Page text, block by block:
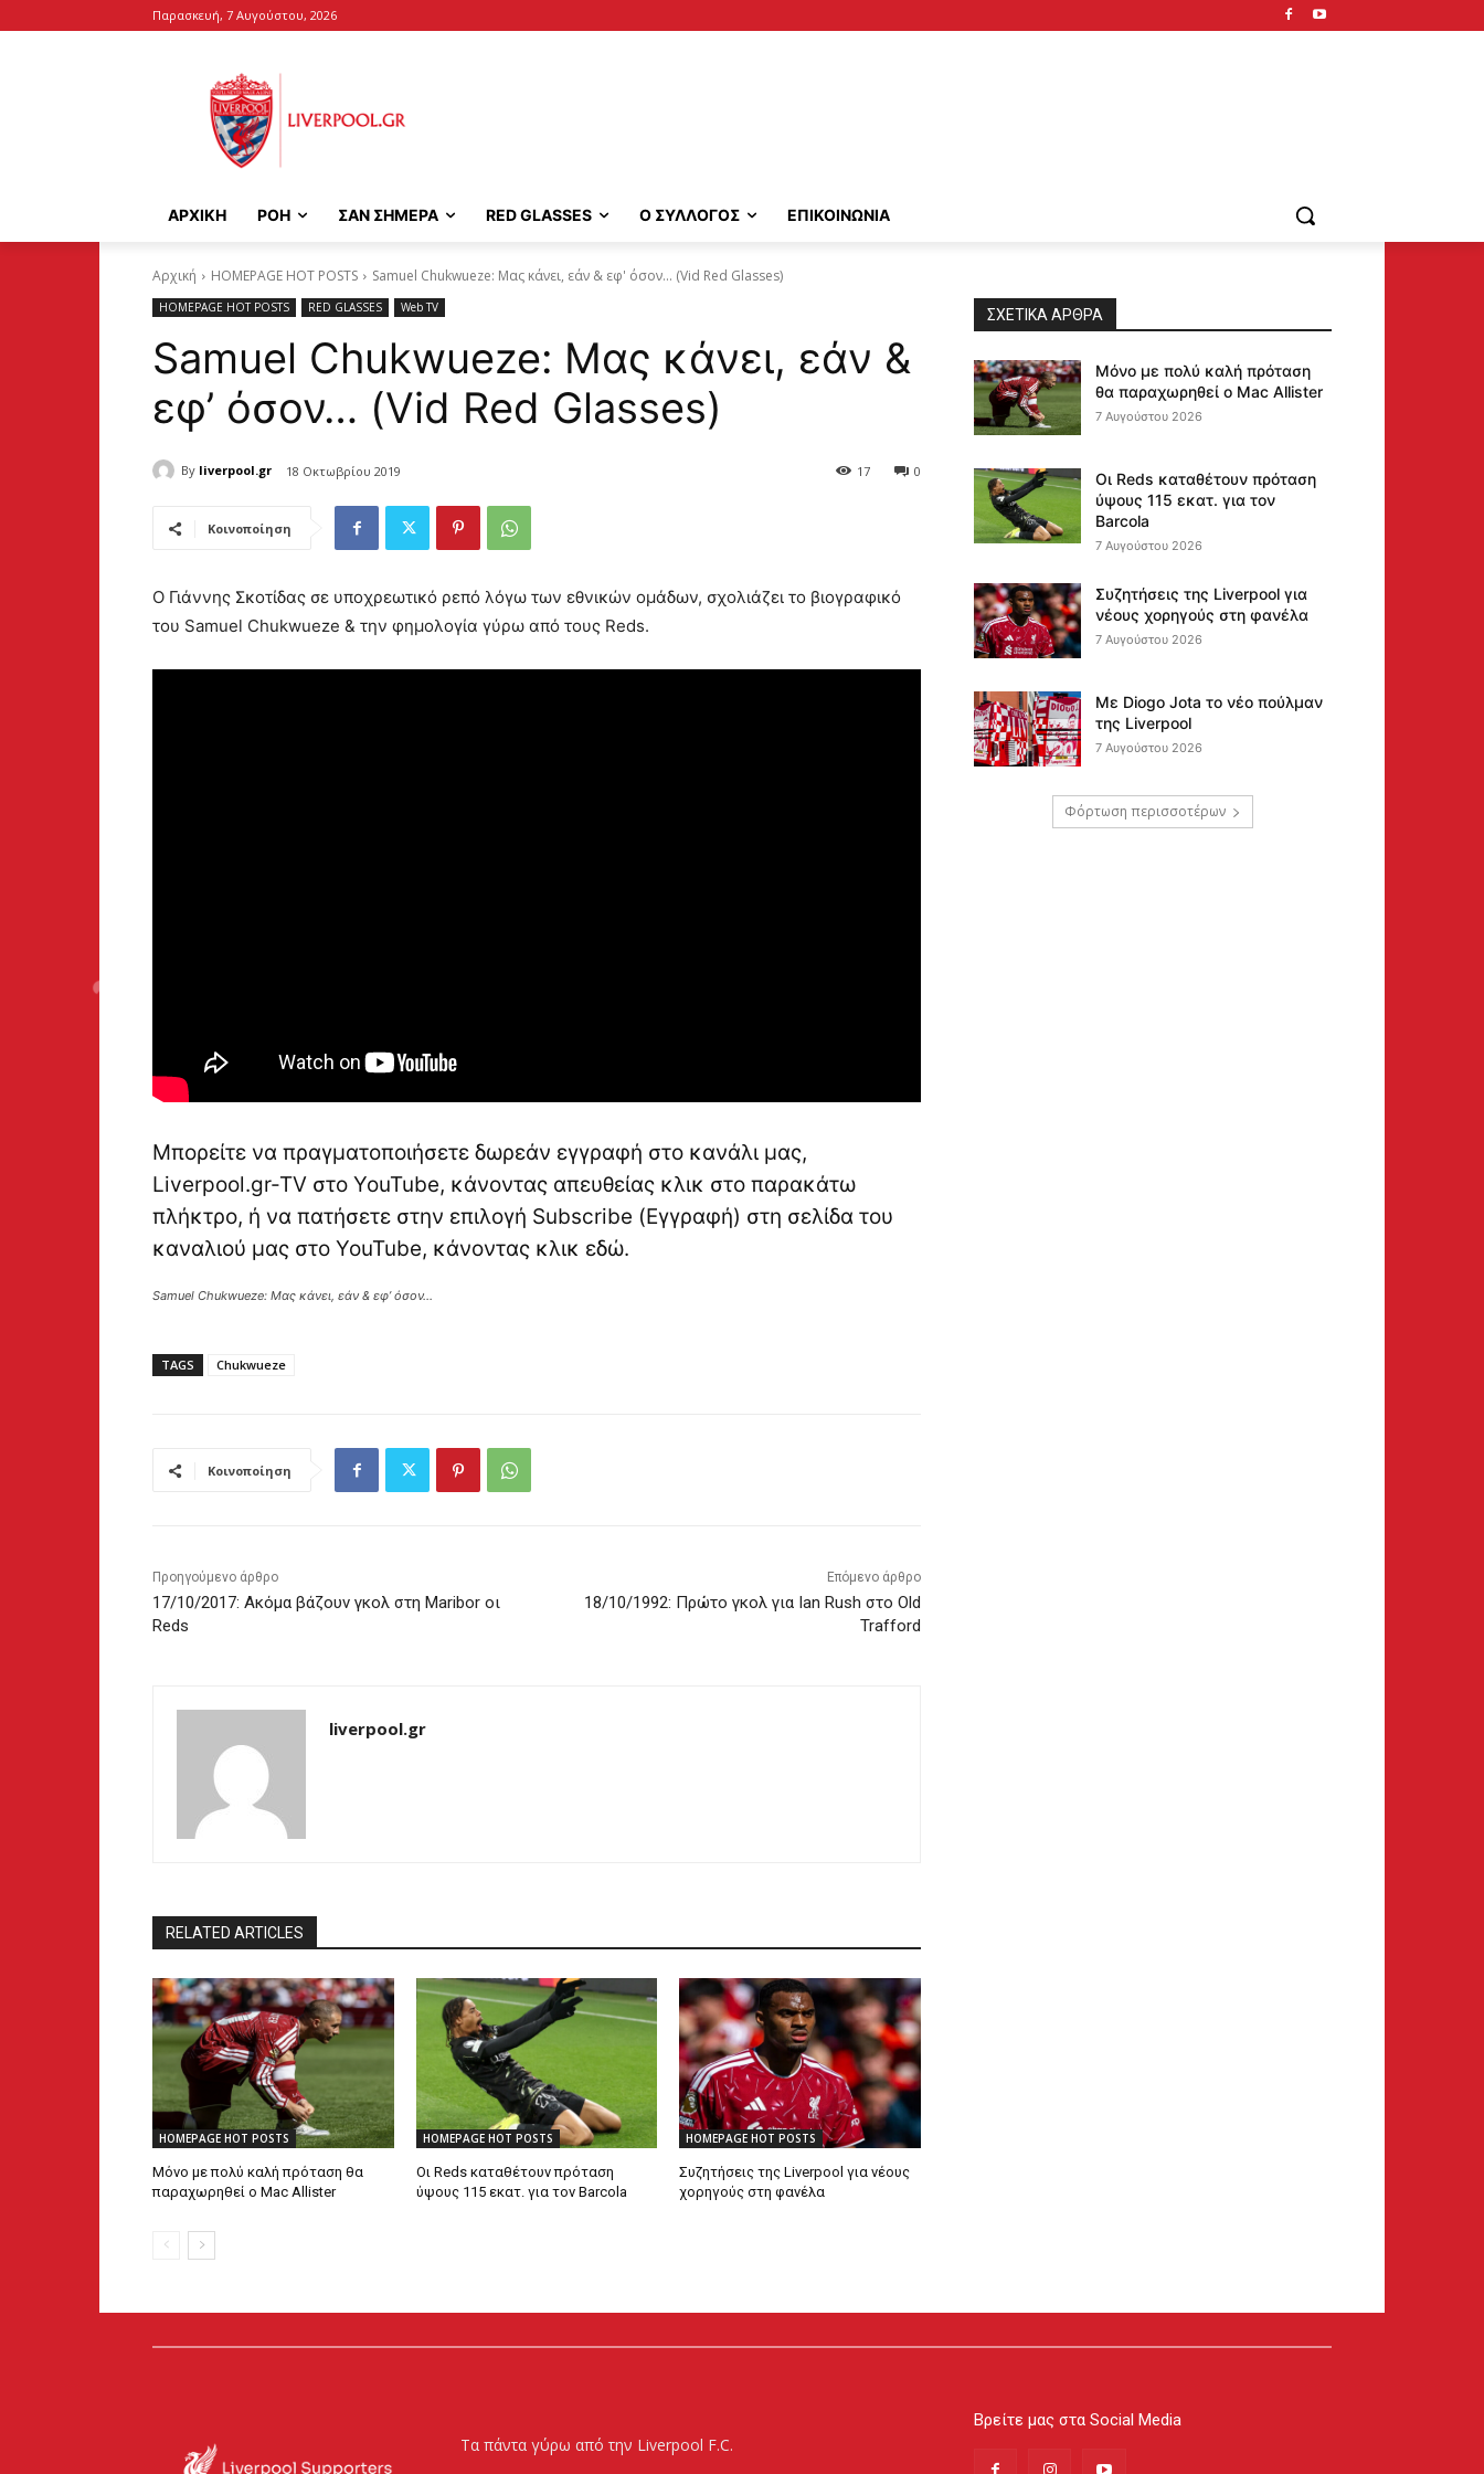
Παρασκευή, 7 Αυγούστου, 2026
ΑΡΧΙΚΉ ΡΟΗ ΣΑΝ ΣΗΜΕΡΑ RED GLASSES Ο ΣΥΛΛΟΓΟΣ ΕΠΙΚΟΙΝΩΝΙΑ
Αρχική HOMEPAGE HOT POSTS Samuel Chukwueze: Μας κάνει, εάν & εφ' όσον... (Vid Red Glasses)
HOMEPAGE HOT POSTS RED GLASSES Web TV
Samuel Chukwueze: Μας κάνει, εάν &
εφ’ όσον… (Vid Red Glasses)
By liverpool.gr 18 Οκτωβρίου 2019 0
17
Κοινοποίηση
Ο Γιάννης Σκοτίδας σε υποχρεωτικό ρεπό λόγω των εθνικών ομάδων, σχολιάζει το βιογραφικό
του Samuel Chukwueze & την φημολογία γύρω από τους Reds.
Μπορείτε να πραγματοποιήσετε δωρεάν εγγραφή στο κανάλι μας,
Liverpool.gr-TV στο YouTube, κάνοντας απευθείας κλικ στο παρακάτω
πλήκτρο, ή να πατήσετε στην επιλογή Subscribe (Εγγραφή) στη σελίδα του
καναλιού μας στο YouTube, κάνοντας κλικ εδώ.
Samuel Chukwueze: Μας κάνει, εάν & εφ’ όσον…
TAGS Chukwueze
Κοινοποίηση
Προηγούμενο άρθρο
17/10/2017: Ακόμα βάζουν γκολ στη Maribor οι
Reds
Επόμενο άρθρο
18/10/1992: Πρώτο γκολ για Ian Rush στο Old
Trafford
liverpool.gr
RELATED ARTICLES
HOMEPAGE HOT POSTS
Μόνο με πολύ καλή πρόταση θα
παραχωρηθεί ο Mac Allister
HOMEPAGE HOT POSTS
Οι Reds καταθέτουν πρόταση
ύψους 115 εκατ. για τον Barcola
HOMEPAGE HOT POSTS
Συζητήσεις της Liverpool για νέους
χορηγούς στη φανέλα
ΣΧΕΤΙΚΆ ΆΡΘΡΑ
Μόνο με πολύ καλή πρόταση
θα παραχωρηθεί ο Mac Allister
7 Αυγούστου 2026
Οι Reds καταθέτουν πρόταση
ύψους 115 εκατ. για τον
Barcola
7 Αυγούστου 2026
Συζητήσεις της Liverpool για
νέους χορηγούς στη φανέλα
7 Αυγούστου 2026
Με Diogo Jota το νέο πούλμαν
της Liverpool
7 Αυγούστου 2026
Φόρτωση περισσοτέρων
Τα πάντα γύρω από την Liverpool F.C.
Βρείτε μας στα Social Media